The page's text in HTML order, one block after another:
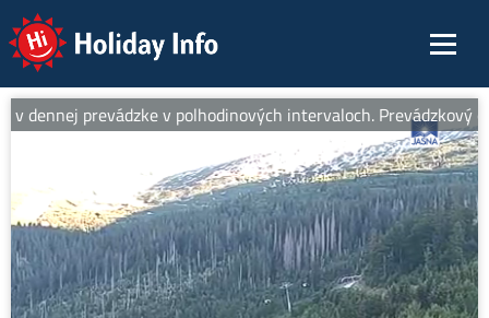
Holiday Info
dennej prevádzke v polhodinových intervaloch. Prevádzkový